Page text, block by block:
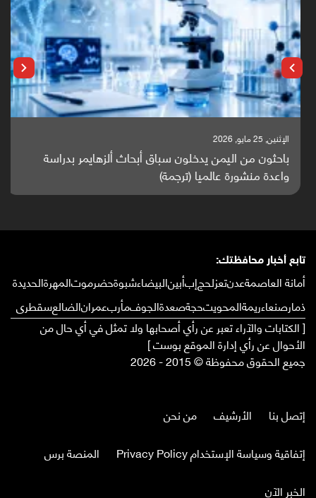
الإثنين, 25 مايو, 2026
باحثون من اليمن يدخلون سباق أبحاث ألزهايمر بدراسة
واعدة منشورة عالميا (ترجمة)
تابع أخبار محافظتك:
أمانة العاصمةعدنتعزلحجإبأبينالبيضاءشبوةحضرموتالمهرةالحديدة
ذمارصنعاءريمةالمحويتحجةصعدةالجوفمأربعمرانالضالعسقطرى
[ الكتابات والآراء تعبر عن رأي أصحابها ولا تمثل في أي حال من
الأحوال عن رأي إدارة الموقع بوست ]
جميع الحقوق محفوظة © 2015 - 2026
إتصل بنا الأرشيف
من نحن
إتفاقية وسياسة الإستخدام Privacy Policy
المنصة برس
الخبر الآن